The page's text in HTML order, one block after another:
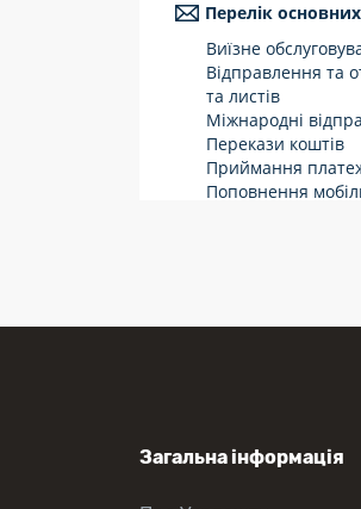
Перелік
Виїзне
Відправлення та
та листів
Міжнародні
Перекази коштів
Приймання
Поповнення
Загальна інформація